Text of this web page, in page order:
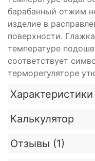
барабанный отжим
изделие в
поверхности.
температуре
соответствует
терморегуляторе
Характеристики
Калькулятор
Отзывы (1)